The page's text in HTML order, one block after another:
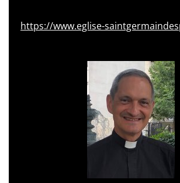
https://www.eglise-